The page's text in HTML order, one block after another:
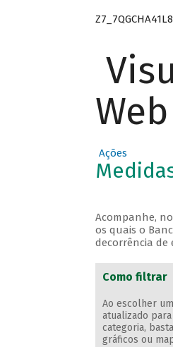
Web
Ações
Acompanhe,
os quais o
decorrência de
Como filtrar
Ao escolher
atualizado
categoria,
gráficos ou